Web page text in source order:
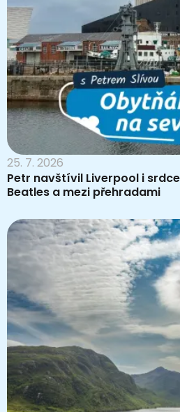
25. 7. 2026
Petr navštívil Liverpool i
Beatles a mezi přehradami